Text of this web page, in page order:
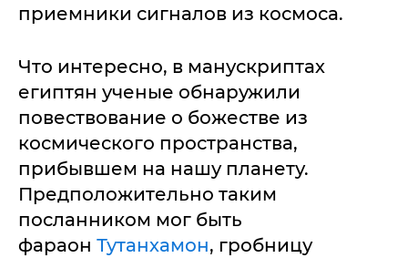
приемники сигналов из космоса.
Что интересно, в манускриптах
египтян ученые обнаружили
повествование о божестве из
космического пространства,
прибывшем на нашу планету.
Предположительно таким
посланником мог быть
фараон Тутанхамон, гробницу